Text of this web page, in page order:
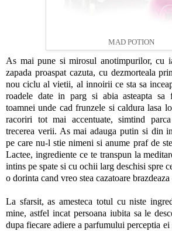
MAD POTION
As mai pune si mirosul anotimpurilor, cu
zapada proaspat cazuta, cu dezmorteala
nou ciclu al vietii, al innoirii ce sta sa
roadele date in parg si abia asteapta sa
toamnei unde cad frunzele si caldura lasa
racoriri tot mai accentuate, simtind
trecerea verii. As mai adauga putin si din
pe care nu-l stie nimeni si anume praf de
Lactee, ingrediente ce te transpun la
intins pe spate si cu ochii larg deschisi spre
o dorinta cand vreo stea cazatoare brazdeaza
La sfarsit, as amesteca totul cu niste
mine, astfel incat persoana iubita sa le
dupa fiecare adiere a parfumului perceptia ei